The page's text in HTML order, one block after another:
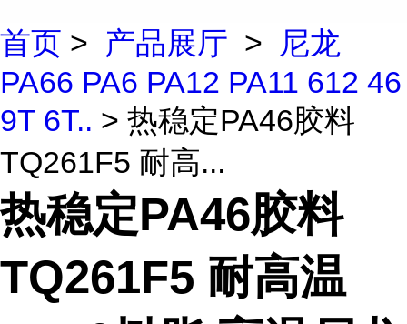
首页 > 产品展厅 >
尼龙
PA66 PA6 PA12 PA11 612 46
9T 6T.. > 热稳定PA46胶料
TQ261F5 耐高...
热稳定PA46胶料
TQ261F5 耐高温